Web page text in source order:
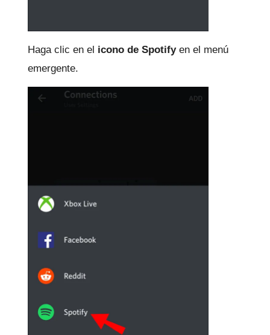
Haga clic en el icono de Spotifyen el menú
emergente.